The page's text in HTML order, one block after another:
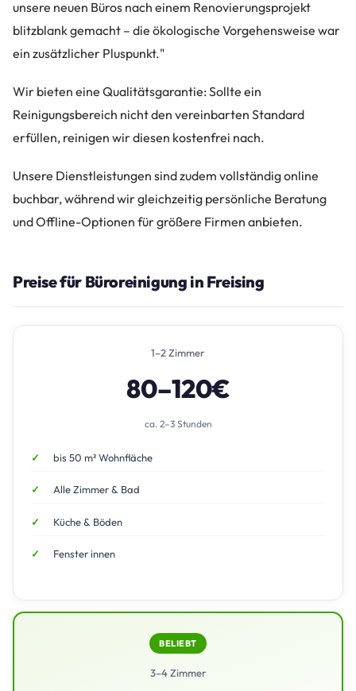
unsere neuen Büros nach einem Renovierungsprojekt
blitzblank gemacht – die ökologische Vorgehensweise war
ein zusätzlicher Pluspunkt."
Wir bieten eine Qualitätsgarantie: Sollte ein
Reinigungsbereich nicht den vereinbarten Standard
erfüllen, reinigen wir diesen kostenfrei nach.
Unsere Dienstleistungen sind zudem vollständig online
buchbar, während wir gleichzeitig persönliche Beratung
und Offline-Optionen für größere Firmen anbieten.
Preise für Büroreinigung in Freising
1–2 Zimmer
80–120€
ca. 2–3 Stunden
bis 50 m² Wohnfläche
Alle Zimmer & Bad
Küche & Böden
Fenster innen
BELIEBT
3–4 Zimmer